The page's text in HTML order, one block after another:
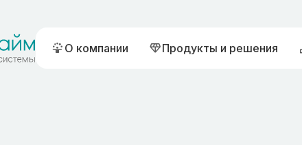
О компании Продукты и решения